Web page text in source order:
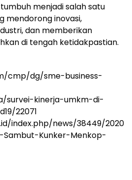
menjadi salah satu
mendorong inovasi,
dan memberikan
di tengah ketidakpastian.
cmp/dg/sme-business-
survei-kinerja-umkm-di-
22071
index.php/news/38449/2020
Kunker-Menkop-